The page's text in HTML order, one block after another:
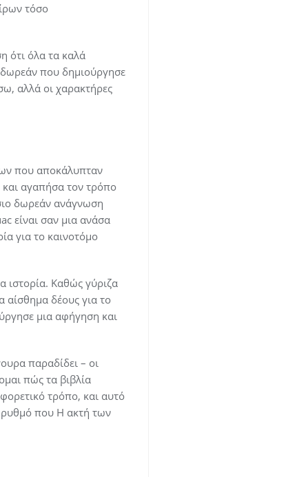
τόσο
ότι όλα τα καλά
που δημιούργησε
αλλά οι χαρακτήρες
που αποκάλυπταν
και αγαπήσα τον τρόπο
δωρεάν ανάγνωση
είναι σαν μια ανάσα
για το καινοτόμο
ιστορία. Καθώς γύριζα
δέους για το
μια αφήγηση και
παραδίδει – οι
πώς τα βιβλία
τρόπο, και αυτό
ρυθμό που Η ακτή των